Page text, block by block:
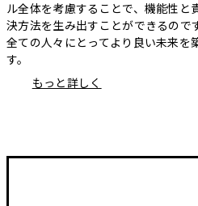
ル全体を考慮することで、機能性
決方法を生み出すことができるので
全ての人々にとってより良い未来を
す。
もっと詳しく